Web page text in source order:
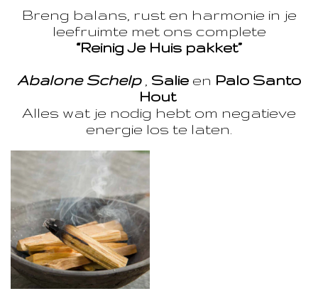
Breng balans, rust en harmonie in je
leefruimte met ons complete
“Reinig Je Huis pakket”
Abalone Schelp, Salie en Palo Santo
Hout
Alles wat je nodig hebt om negatieve
energie los te laten.